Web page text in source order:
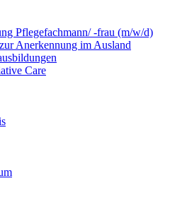
Pflegefachmann/ -frau (m/w/d)
Anerkennung im Ausland
Care